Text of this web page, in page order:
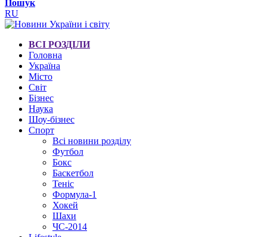
Пошук
RU
ВСІ РОЗДІЛИ
Головна
Україна
Місто
Світ
Бізнес
Наука
Шоу-бізнес
Спорт
Всі новини розділу
Футбол
Бокс
Баскетбол
Теніс
Формула-1
Хокей
Шахи
ЧС-2014